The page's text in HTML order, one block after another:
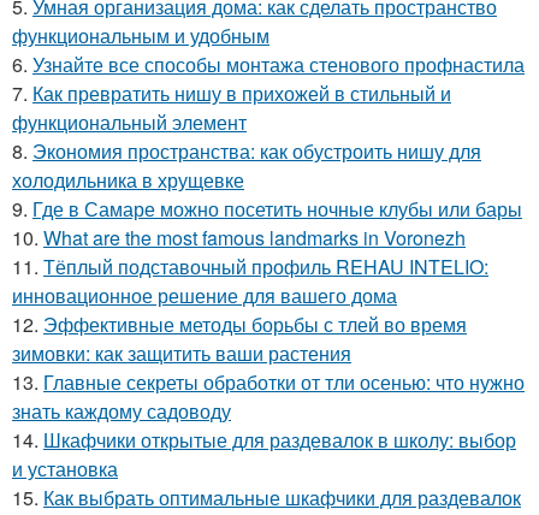
5. Умная организация дома: как сделать пространство
функциональным и удобным
6. Узнайте все способы монтажа стенового профнастила
7. Как превратить нишу в прихожей в стильный и
функциональный элемент
8. Экономия пространства: как обустроить нишу для
холодильника в хрущевке
9. Где в Самаре можно посетить ночные клубы или бары
10. What are the most famous landmarks in Voronezh
11. Тёплый подставочный профиль REHAU INTELIO:
инновационное решение для вашего дома
12. Эффективные методы борьбы с тлей во время
зимовки: как защитить ваши растения
13. Главные секреты обработки от тли осенью: что нужно
знать каждому садоводу
14. Шкафчики открытые для раздевалок в школу: выбор
и установка
15. Как выбрать оптимальные шкафчики для раздевалок